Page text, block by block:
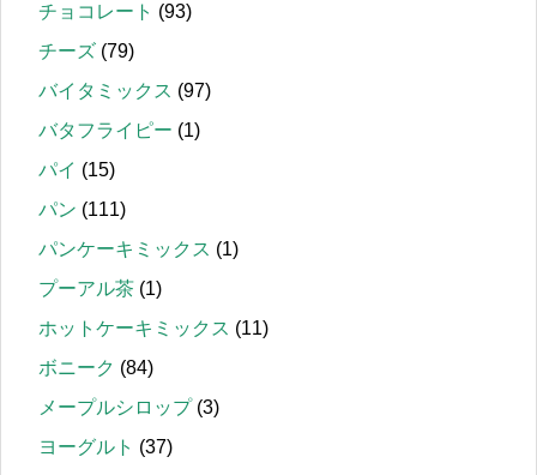
チョコレート (93)
チーズ (79)
バイタミックス (97)
バタフライピー (1)
パイ (15)
パン (111)
パンケーキミックス (1)
プーアル茶 (1)
ホットケーキミックス (11)
ボニーク (84)
メープルシロップ(3)
ヨーグルト (37)